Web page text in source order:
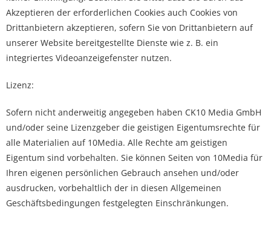
Akzeptieren der erforderlichen Cookies auch Cookies von
Drittanbietern akzeptieren, sofern Sie von Drittanbietern auf
unserer Website bereitgestellte Dienste wie z. B. ein
integriertes Videoanzeigefenster nutzen.
Lizenz:
Sofern nicht anderweitig angegeben haben CK10 Media GmbH
und/oder seine Lizenzgeber die geistigen Eigentumsrechte für
alle Materialien auf 10Media. Alle Rechte am geistigen
Eigentum sind vorbehalten. Sie können Seiten von 10Media für
Ihren eigenen persönlichen Gebrauch ansehen und/oder
ausdrucken, vorbehaltlich der in diesen Allgemeinen
Geschäftsbedingungen festgelegten Einschränkungen.